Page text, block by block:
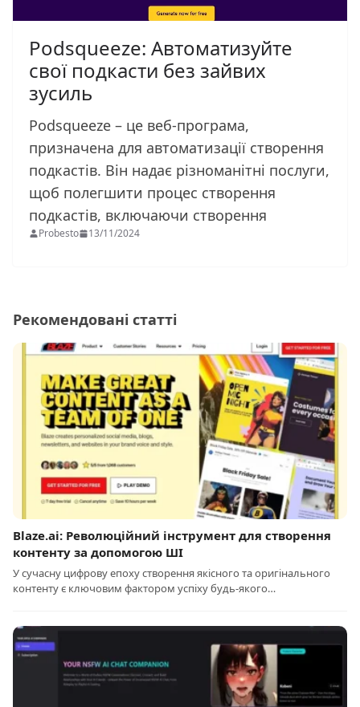
Podsqueeze: Автоматизуйте
свої подкасти без зайвих
зусиль
Podsqueeze – це веб-програма,
призначена для автоматизації створення
подкастів. Він надає різноманітні послуги,
щоб полегшити процес створення
подкастів, включаючи створення
Probesto 13/11/2024
Рекомендовані статті
Blaze.ai: Революційний інструмент для створення
контенту за допомогою ШІ
У сучасну цифрову епоху створення якісного та оригінального
контенту є ключовим фактором успіху будь-якого…